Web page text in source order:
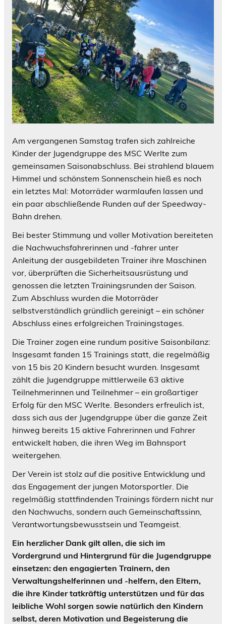
Am vergangenen Samstag trafen sich zahlreiche
Kinder der Jugendgruppe des MSC Werlte zum
gemeinsamen Saisonabschluss. Bei strahlend blauem
Himmel und schönstem Sonnenschein hieß es noch
ein letztes Mal: Motorräder warmlaufen lassen und
ein paar abschließende Runden auf der Speedway-
Bahn drehen.
Bei bester Stimmung und voller Motivation bereiteten
die Nachwuchsfahrerinnen und -fahrer unter
Anleitung der ausgebildeten Trainer ihre Maschinen
vor, überprüften die Sicherheitsausrüstung und
genossen die letzten Trainingsrunden der Saison.
Zum Abschluss wurden die Motorräder
selbstverständlich gründlich gereinigt – ein schöner
Abschluss eines erfolgreichen Trainingstages.
Die Trainer zogen eine rundum positive Saisonbilanz:
Insgesamt fanden 15 Trainings statt, die regelmäßig
von 15 bis 20 Kindern besucht wurden. Insgesamt
zählt die Jugendgruppe mittlerweile 63 aktive
Teilnehmerinnen und Teilnehmer – ein großartiger
Erfolg für den MSC Werlte. Besonders erfreulich ist,
dass sich aus der Jugendgruppe über die ganze Zeit
hinweg bereits 15 aktive Fahrerinnen und Fahrer
entwickelt haben, die ihren Weg im Bahnsport
weitergehen.
Der Verein ist stolz auf die positive Entwicklung und
das Engagement der jungen Motorsportler. Die
regelmäßig stattfindenden Trainings fördern nicht nur
den Nachwuchs, sondern auch Gemeinschaftssinn,
Verantwortungsbewusstsein und Teamgeist.
Ein herzlicher Dank gilt allen, die sich im
Vordergrund und Hintergrund für die Jugendgruppe
einsetzen: den engagierten Trainern, den
Verwaltungshelferinnen und -helfern, den Eltern,
die ihre Kinder tatkräftig unterstützen und für das
leibliche Wohl sorgen sowie natürlich den Kindern
selbst, deren Motivation und Begeisterung die